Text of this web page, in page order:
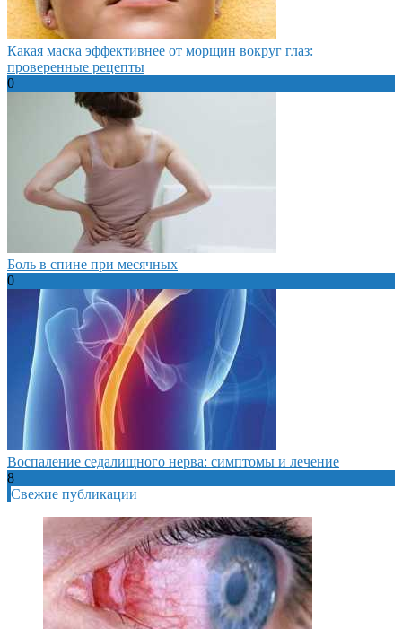
Какая маска эффективнее от морщин вокруг глаз:
проверенные рецепты
0
Боль в спине при месячных
0
Воспаление седалищного нерва: симптомы и лечение
8
Свежие публикации